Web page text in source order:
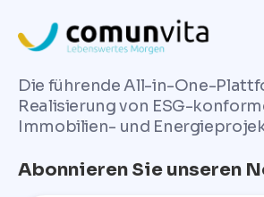
Die führende All-in-One-
Realisierung von ESG-
Immobilien- und
Abonnieren Sie unseren